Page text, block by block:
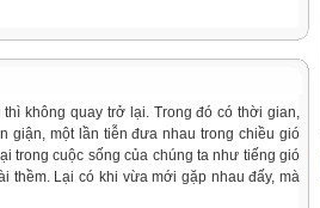
không quay trở lại. Trong đó có thời gian,
giận, một lần tiễn đưa nhau trong chiều gió
trong cuộc sống của chúng ta như tiếng gió
thềm. Lại có khi vừa mới gặp nhau đấy, mà